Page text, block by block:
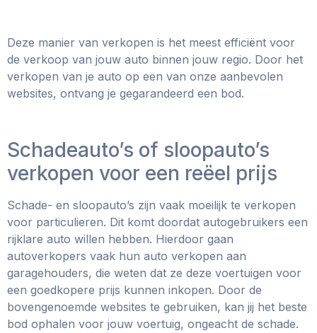
Deze manier van verkopen is het meest efficiënt voor
de verkoop van jouw auto binnen jouw regio. Door het
verkopen van je auto op een van onze aanbevolen
websites, ontvang je gegarandeerd een bod.
Schadeauto’s of sloopauto’s
verkopen voor een reëel prijs
Schade- en sloopauto’s zijn vaak moeilijk te verkopen
voor particulieren. Dit komt doordat autogebruikers een
rijklare auto willen hebben. Hierdoor gaan
autoverkopers vaak hun auto verkopen aan
garagehouders, die weten dat ze deze voertuigen voor
een goedkopere prijs kunnen inkopen. Door de
bovengenoemde websites te gebruiken, kan jij het beste
bod ophalen voor jouw voertuig, ongeacht de schade.